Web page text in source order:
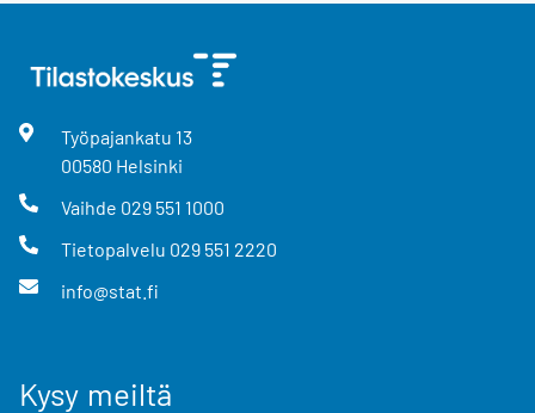
Työpajankatu 13
00580 Helsinki
Vaihde 029 551 1000
Tietopalvelu 029 551 2220
info@stat.fi
Kysy meiltä